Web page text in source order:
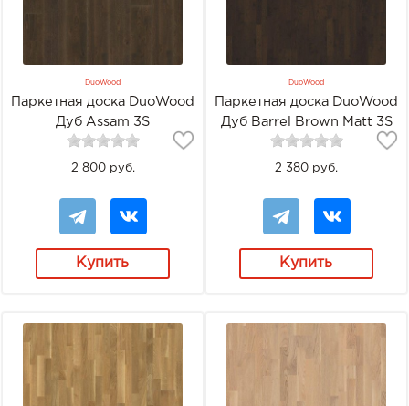
DuoWood
Паркетная доска DuoWood
Дуб Assam 3S
2 800 руб.
Купить
DuoWood
Паркетная доска DuoWood
Дуб Barrel Brown Matt 3S
2 380 руб.
Купить